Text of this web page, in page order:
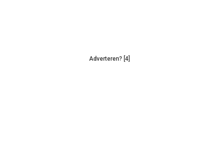
Adverteren? [4]